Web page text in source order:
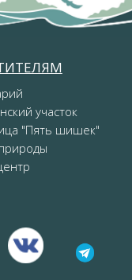
участок
"Пять шишек"